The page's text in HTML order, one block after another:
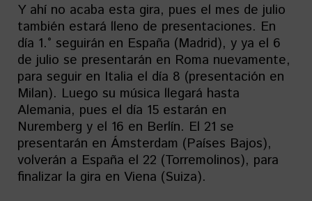
Y ahí no acaba esta gira, pues el mes de julio
también estará lleno de presentaciones. En
día 1.° seguirán en España (Madrid), y ya el 6
de julio se presentarán en Roma nuevamente,
para seguir en Italia el día 8 (presentación en
Milan). Luego su música llegará hasta
Alemania, pues el día 15 estarán en
Nuremberg y el 16 en Berlín. El 21 se
presentarán en Ámsterdam (Países Bajos),
volverán a España el 22 (Torremolinos), para
finalizar la gira en Viena (Suiza).